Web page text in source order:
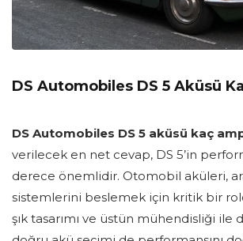
DS Automobiles DS 5 Aküsü
DS Automobiles DS 5 aküsü kaç
verilecek en net cevap, DS 5’in
derece önemlidir. Otomobil aküleri,
sistemlerini beslemek için kritik bir
şık tasarımı ve üstün mühendisliği ile